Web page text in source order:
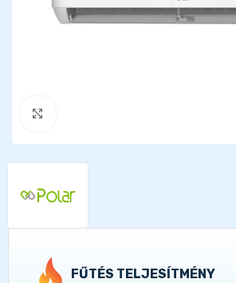
FŰTÉS TELJESÍTMÉNY